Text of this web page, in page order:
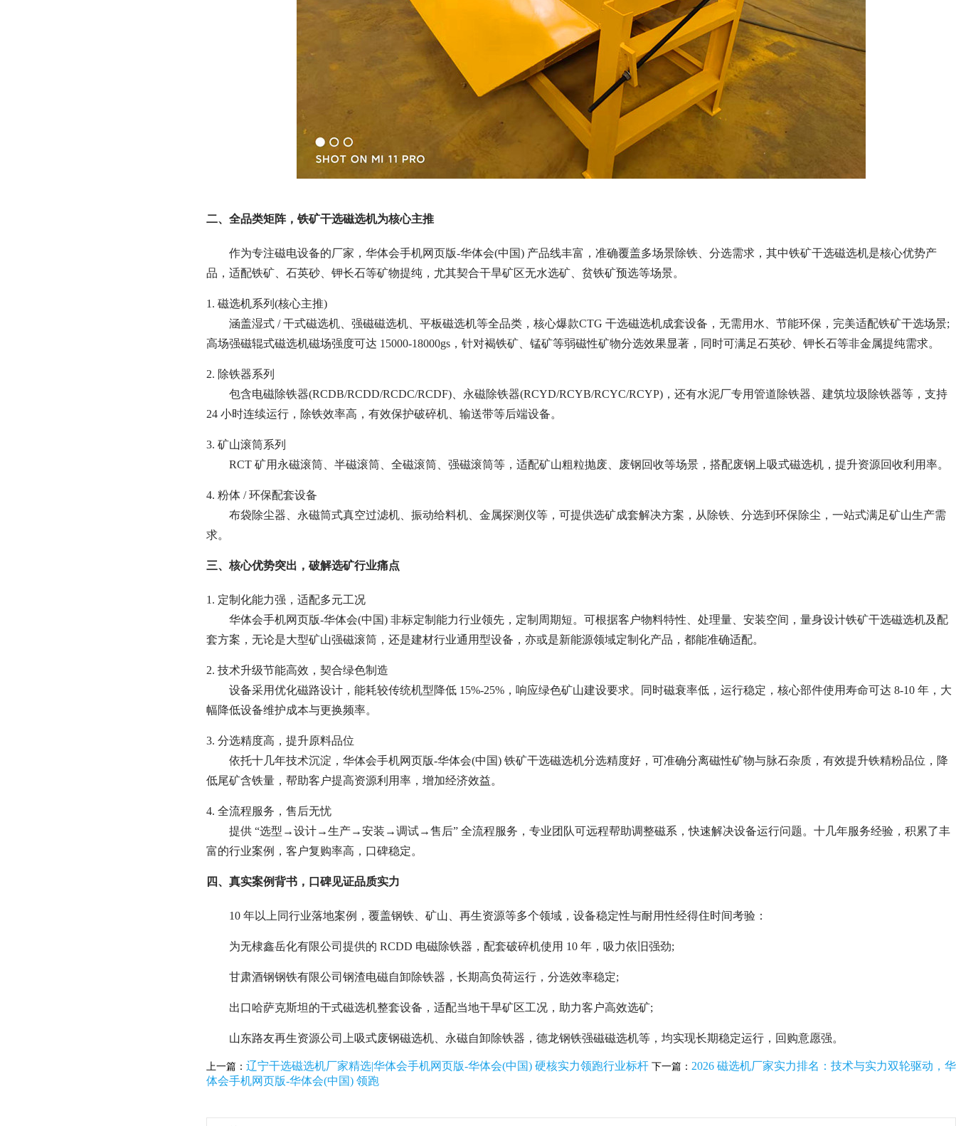
二、全品类矩阵，铁矿干选磁选机为核心主推
作为专注磁电设备的厂家，华体会手机网页版-华体会(中国) 产品线丰富，准确覆盖多场景除铁、分选需求，其中铁矿干选磁选机是核心优势产
品，适配铁矿、石英砂、钾长石等矿物提纯，尤其契合干旱矿区无水选矿、贫铁矿预选等场景。
1. 磁选机系列(核心主推)
涵盖湿式 / 干式磁选机、强磁磁选机、平板磁选机等全品类，核心爆款CTG 干选磁选机成套设备，无需用水、节能环保，完美适配铁矿干选场景;
高场强磁辊式磁选机磁场强度可达 15000-18000gs，针对褐铁矿、锰矿等弱磁性矿物分选效果显著，同时可满足石英砂、钾长石等非金属提纯需求。
2. 除铁器系列
包含电磁除铁器(RCDB/RCDD/RCDC/RCDF)、永磁除铁器(RCYD/RCYB/RCYC/RCYP)，还有水泥厂专用管道除铁器、建筑垃圾除铁器等，支持
24 小时连续运行，除铁效率高，有效保护破碎机、输送带等后端设备。
3. 矿山滚筒系列
RCT 矿用永磁滚筒、半磁滚筒、全磁滚筒、强磁滚筒等，适配矿山粗粒抛废、废钢回收等场景，搭配废钢上吸式磁选机，提升资源回收利用率。
4. 粉体 / 环保配套设备
布袋除尘器、永磁筒式真空过滤机、振动给料机、金属探测仪等，可提供选矿成套解决方案，从除铁、分选到环保除尘，一站式满足矿山生产需
求。
三、核心优势突出，破解选矿行业痛点
1. 定制化能力强，适配多元工况
华体会手机网页版-华体会(中国) 非标定制能力行业领先，定制周期短。可根据客户物料特性、处理量、安装空间，量身设计铁矿干选磁选机及配
套方案，无论是大型矿山强磁滚筒，还是建材行业通用型设备，亦或是新能源领域定制化产品，都能准确适配。
2. 技术升级节能高效，契合绿色制造
设备采用优化磁路设计，能耗较传统机型降低 15%-25%，响应绿色矿山建设要求。同时磁衰率低，运行稳定，核心部件使用寿命可达 8-10 年，大
幅降低设备维护成本与更换频率。
3. 分选精度高，提升原料品位
依托十几年技术沉淀，华体会手机网页版-华体会(中国) 铁矿干选磁选机分选精度好，可准确分离磁性矿物与脉石杂质，有效提升铁精粉品位，降
低尾矿含铁量，帮助客户提高资源利用率，增加经济效益。
4. 全流程服务，售后无忧
提供 “选型→设计→生产→安装→调试→售后” 全流程服务，专业团队可远程帮助调整磁系，快速解决设备运行问题。十几年服务经验，积累了丰
富的行业案例，客户复购率高，口碑稳定。
四、真实案例背书，口碑见证品质实力
10 年以上同行业落地案例，覆盖钢铁、矿山、再生资源等多个领域，设备稳定性与耐用性经得住时间考验：
为无棣鑫岳化有限公司提供的 RCDD 电磁除铁器，配套破碎机使用 10 年，吸力依旧强劲;
甘肃酒钢钢铁有限公司钢渣电磁自卸除铁器，长期高负荷运行，分选效率稳定;
出口哈萨克斯坦的干式磁选机整套设备，适配当地干旱矿区工况，助力客户高效选矿;
山东路友再生资源公司上吸式废钢磁选机、永磁自卸除铁器，德龙钢铁强磁磁选机等，均实现长期稳定运行，回购意愿强。
上一篇： 辽宁干选磁选机厂家精选|华体会手机网页版-华体会(中国) 硬核实力领跑行业标杆 下一篇： 2026 磁选机厂家实力排名：技术与实力双轮驱动，华
体会手机网页版-华体会(中国) 领跑